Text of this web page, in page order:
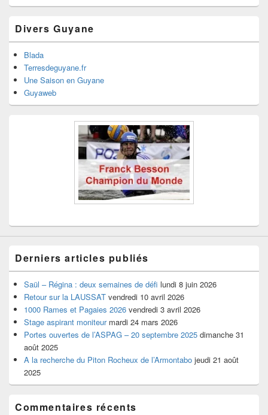
Divers Guyane
Blada
Terresdeguyane.fr
Une Saison en Guyane
Guyaweb
Derniers articles publiés
Saül – Régina : deux semaines de défi lundi 8 juin 2026
Retour sur la LAUSSAT vendredi 10 avril 2026
1000 Rames et Pagaies 2026 vendredi 3 avril 2026
Stage aspirant moniteur mardi 24 mars 2026
Portes ouvertes de l’ASPAG – 20 septembre 2025 dimanche 31
août 2025
A la recherche du Piton Rocheux de l’Armontabo jeudi 21 août
2025
Commentaires récents